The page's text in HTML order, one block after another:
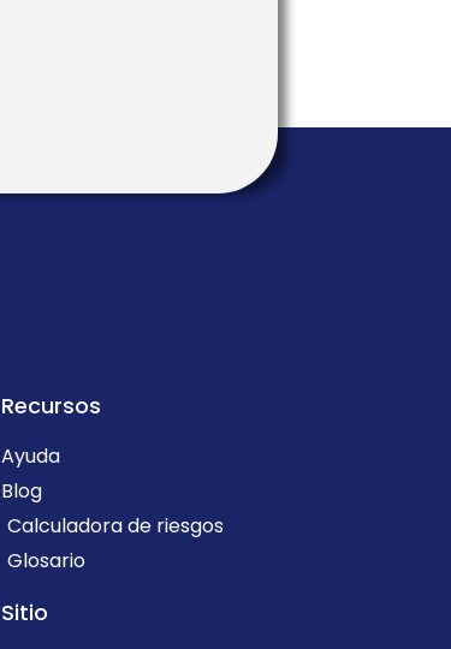
Recursos
Ayuda
Blog
Calculadora de riesgos
Glosario
Sitio